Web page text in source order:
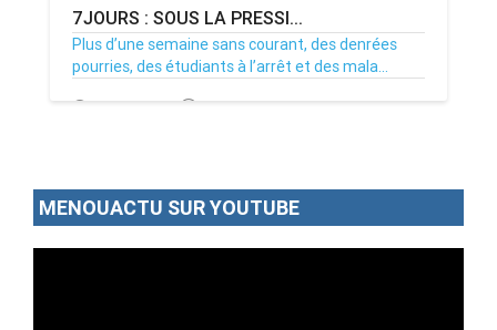
7JOURS : SOUS LA PRESSI...
Plus d’une semaine sans courant, des denrées
pourries, des étudiants à l’arrêt et des mala...
02/07/26 Par MenouActu 0
MENOUACTU SUR YOUTUBE